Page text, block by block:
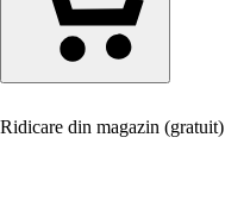
Ridicare din magazin (gratuit)